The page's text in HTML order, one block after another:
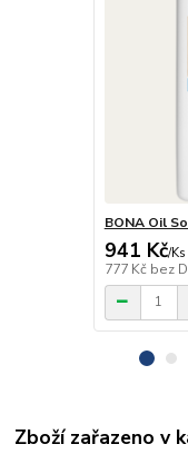
BONA Oil
941 Kč/Ks
777 Kč bez
Zboží zařazeno v